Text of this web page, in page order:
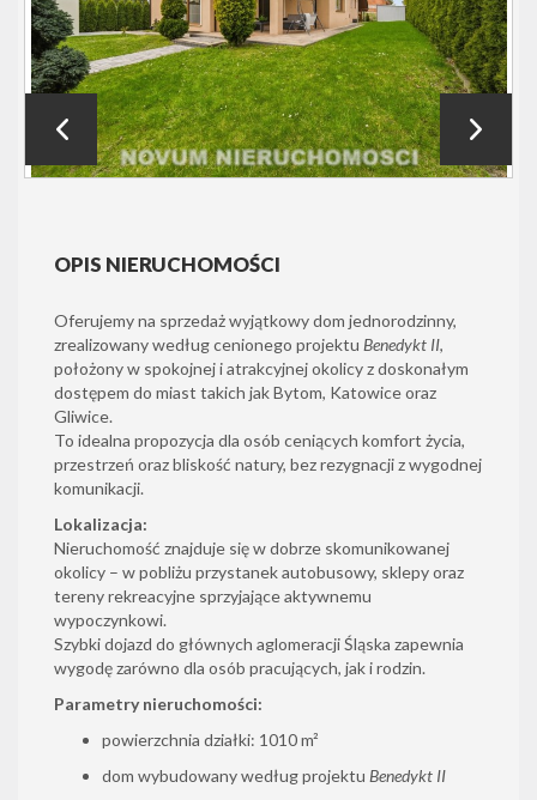
OPIS NIERUCHOMOŚCI
Oferujemy na sprzedaż wyjątkowy dom jednorodzinny,
zrealizowany według cenionego projektu Benedykt II,
położony w spokojnej i atrakcyjnej okolicy z doskonałym
dostępem do miast takich jak Bytom, Katowice oraz
Gliwice.
To idealna propozycja dla osób ceniących komfort życia,
przestrzeń oraz bliskość natury, bez rezygnacji z wygodnej
komunikacji.
Lokalizacja:
Nieruchomość znajduje się w dobrze skomunikowanej
okolicy – w pobliżu przystanek autobusowy, sklepy oraz
tereny rekreacyjne sprzyjające aktywnemu
wypoczynkowi.
Szybki dojazd do głównych aglomeracji Śląska zapewnia
wygodę zarówno dla osób pracujących, jak i rodzin.
Parametry nieruchomości:
powierzchnia działki: 1010 m²
dom wybudowany według projektu Benedykt II